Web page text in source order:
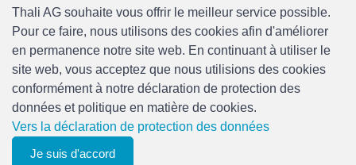
Smart Home
Spielwaren
Travel
Thali AG souhaite vous offrir le meilleur service possible.
Pour ce faire, nous utilisons des cookies afin d'améliorer
en permanence notre site web. En continuant à utiliser le
site web, vous acceptez que nous utilisions des cookies
conformément à notre déclaration de protection des
données et politique en matière de cookies.
Vers la déclaration de protection des données
Je suis d'accord